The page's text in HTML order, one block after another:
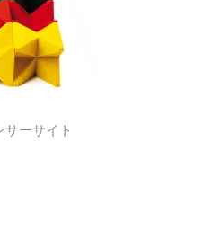
サーサイト